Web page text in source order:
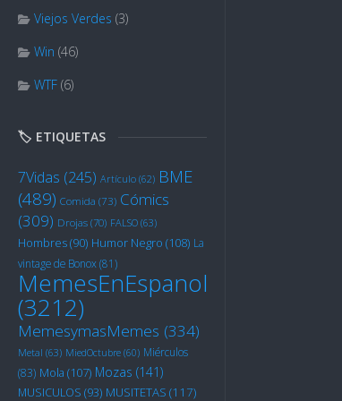
Viejos Verdes (3)
Win (46)
WTF (6)
🏷️ ETIQUETAS
7Vidas (245) Artículo (62) BME
(489) Comida (73) Cómics
(309) Drojas (70) FALSO (63)
Hombres(90) Humor Negro (108) La
vintage de Bonox(81)
MemesEnEspanol
(3212)
MemesymasMemes (334)
Metal (63) MiedOctubre (60) Miérculos
(83) Mola (107) Mozas (141)
MUSICULOS (93) MUSITETAS (117)